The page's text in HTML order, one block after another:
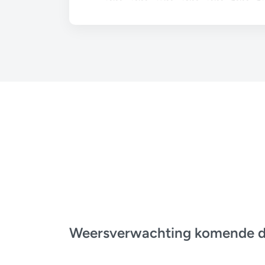
Weersverwachting komende